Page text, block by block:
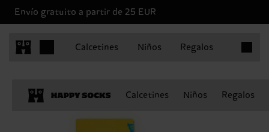
Envío gratuito a partir de 25 EUR
Calcetines Niños Regalos
Calcetines Niños Regalos